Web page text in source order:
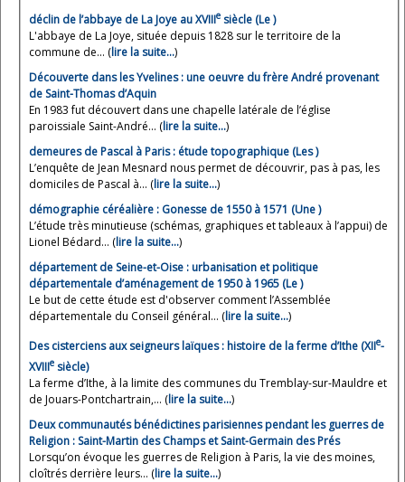
déclin de l’abbaye de La Joye au XVIIIe
siècle (Le )
L'abbaye de La Joye, située depuis 1828 sur le territoire de la
commune de... (lire la suite…)
Découverte dans les Yvelines : une oeuvre du frère André provenant
de Saint-Thomas d’Aquin
En 1983 fut découvert dans une chapelle latérale de l’église
paroissiale Saint-André... (lire la suite…)
demeures de Pascal à Paris : étude topographique (Les )
L’enquête de Jean Mesnard nous permet de découvrir, pas à pas, les
domiciles de Pascal à... (lire la suite…)
démographie céréalière : Gonesse de 1550 à 1571 (Une )
L’étude très minutieuse (schémas, graphiques et tableaux à l’appui) de
Lionel Bédard... (lire la suite…)
département de Seine-et-Oise : urbanisation et politique
départementale d’aménagement de 1950 à 1965 (Le )
Le but de cette étude est d'observer comment l’Assemblée
départementale du Conseil général... (lire la suite…)
Des cisterciens aux seigneurs laïques : histoire de la ferme d’Ithe (XIIe-
XVIIIe siècle)
La ferme d’Ithe, à la limite des communes du Tremblay-sur-Mauldre et
de Jouars-Pontchartrain,... (lire la suite…)
Deux communautés bénédictines parisiennes pendant les guerres de
Religion : Saint-Martin des Champs et Saint-Germain des Prés
Lorsqu’on évoque les guerres de Religion à Paris, la vie des moines,
cloîtrés derrière leurs... (lire la suite…)